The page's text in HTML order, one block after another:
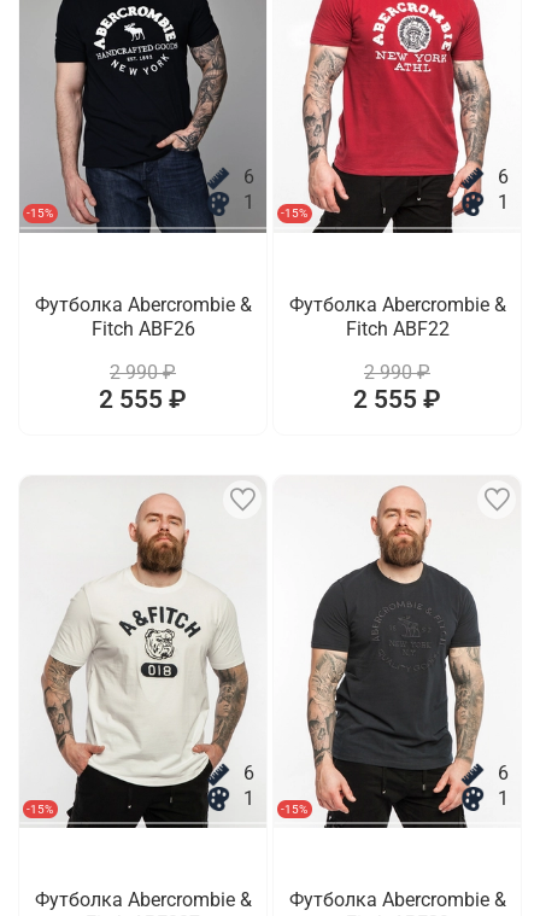
-15%
6
1
Футболка Abercrombie &
Fitch ABF26
2 990 ₽
2 555 ₽
-15%
6
1
Футболка Abercrombie &
Fitch ABF22
2 990 ₽
2 555 ₽
-15%
6
1
Футболка Abercrombie &
-15%
6
1
Футболка Abercrombie &